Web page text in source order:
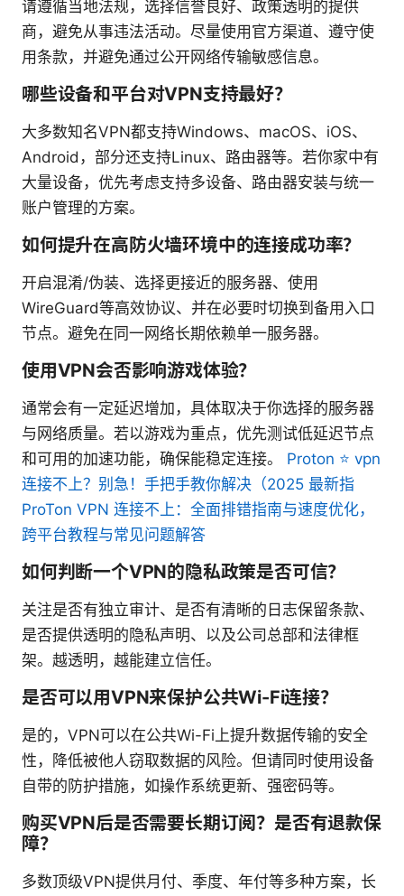
请遵循当地法规，选择信誉良好、政策透明的提供
商，避免从事违法活动。尽量使用官方渠道、遵守使
用条款，并避免通过公开网络传输敏感信息。
哪些设备和平台对VPN支持最好？
大多数知名VPN都支持Windows、macOS、iOS、
Android，部分还支持Linux、路由器等。若你家中有
大量设备，优先考虑支持多设备、路由器安装与统一
账户管理的方案。
如何提升在高防火墙环境中的连接成功率？
开启混淆/伪装、选择更接近的服务器、使用
WireGuard等高效协议、并在必要时切换到备用入口
节点。避免在同一网络长期依赖单一服务器。
使用VPN会否影响游戏体验？
通常会有一定延迟增加，具体取决于你选择的服务器
与网络质量。若以游戏为重点，优先测试低延迟节点
和可用的加速功能，确保能稳定连接。 Proton ⭐ vpn
连接不上？别急！手把手教你解决（2025 最新指
ProTon VPN 连接不上：全面排错指南与速度优化，
跨平台教程与常见问题解答
如何判断一个VPN的隐私政策是否可信？
关注是否有独立审计、是否有清晰的日志保留条款、
是否提供透明的隐私声明、以及公司总部和法律框
架。越透明，越能建立信任。
是否可以用VPN来保护公共Wi-Fi连接？
是的，VPN可以在公共Wi-Fi上提升数据传输的安全
性，降低被他人窃取数据的风险。但请同时使用设备
自带的防护措施，如操作系统更新、强密码等。
购买VPN后是否需要长期订阅？是否有退款保
障？
多数顶级VPN提供月付、季度、年付等多种方案，长